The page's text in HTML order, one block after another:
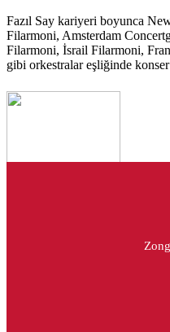
Fazıl Say kariyeri boyunca
Filarmoni, Amsterdam
Filarmoni, İsrail Filarmoni,
gibi orkestralar eşliğinde